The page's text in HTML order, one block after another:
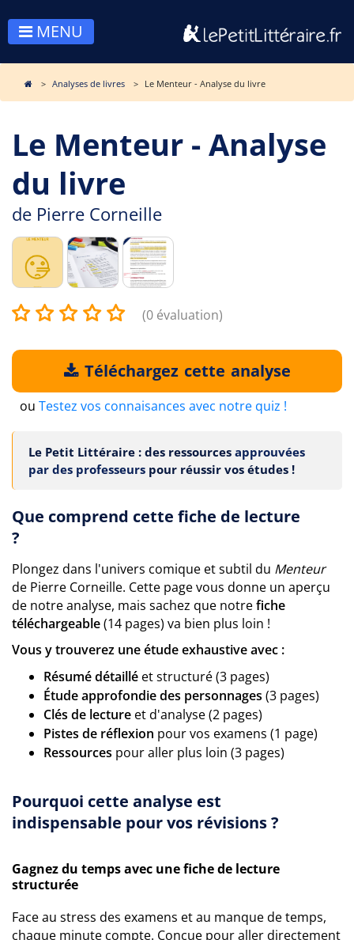
MENU
Analyses de livres Le Menteur - Analyse du livre
Le Menteur - Analyse
du livre
de Pierre Corneille
(0 évaluation)
Téléchargez cette analyse
ou Testez vos connaisances avec notre quiz !
Le Petit Littéraire : des ressources approuvées
par des professeurs pour réussir vos études !
Que comprend cette fiche de lecture
?
Plongez dans l'univers comique et subtil du Menteur
de Pierre Corneille. Cette page vous donne un aperçu
de notre analyse, mais sachez que notrefiche
téléchargeable(14 pages) va bien plus loin !
Vous y trouverez une étude exhaustive avec :
Résumé détaillé et structuré (3 pages)
Étude approfondie des personnages (3 pages)
Clés de lecture et d'analyse (2 pages)
Pistes de réflexion pour vos examens (1 page)
Ressources pour aller plus loin (3 pages)
Pourquoi cette analyse est
indispensable pour vos révisions ?
Gagnez du temps avec une fiche de lecture
structurée
Face au stress des examens et au manque de temps,
chaque minute compte. Conçue pour aller directement